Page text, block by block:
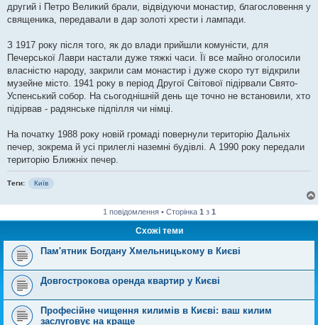
другий і Петро Великий брали, відвідуючи монастир, благословення у
священика, передавали в дар золоті хрести і лампади.
З 1917 року після того, як до влади прийшли комуністи, для
Печерської Лаври настали дуже тяжкі часи. Її все майно оголосили
власністю народу, закрили сам монастир і дуже скоро тут відкрили
музейне місто. 1941 року в період Другої Світової підірвали Свято-
Успенський собор. На сьогоднішній день ще точно не встановили, хто
підірвав - радянське підпілля чи німці.
На початку 1988 року новій громаді повернули територію Дальніх
печер, зокрема й усі прилеглі наземні будівлі. А 1990 року передали
територію Ближніх печер.
Теги: Київ
1 повідомлення • Сторінка 1 з 1
Схожі теми
Пам'ятник Богдану Хмельницькому в Києві
Довгострокова оренда квартир у Києві
Професійне чищення килимів в Києві: ваш килим
заслуговує на краще